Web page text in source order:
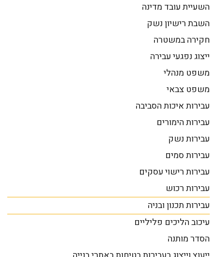
השעיית עובד מדינה
השבת רישיון נשק
חקירה במשטרה
ייצוג נפגעי עבירה
משפט מנהלי
משפט צבאי
עבירות איכות הסביבה
עבירות הימורים
עבירות נשק
עבירות סמים
עבירות רישוי עסקים
עבירות רכוש
עבירות תכנון ובניה
עיכוב הליכים פליליים
הסדר מותנה